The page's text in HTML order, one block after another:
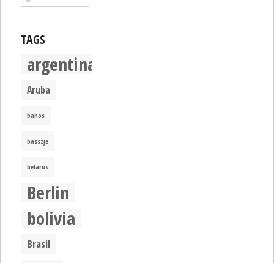
TAGS
argentina
Aruba
banos
basszje
belarus
Berlin
bolivia
Brasil